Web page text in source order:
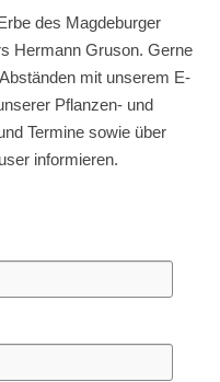
des Magdeburger
Hermann Gruson. Gerne
mit unserem E-
Pflanzen- und
Termine sowie über
informieren.